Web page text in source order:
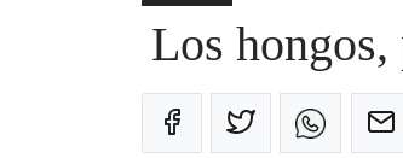
Los hongos,